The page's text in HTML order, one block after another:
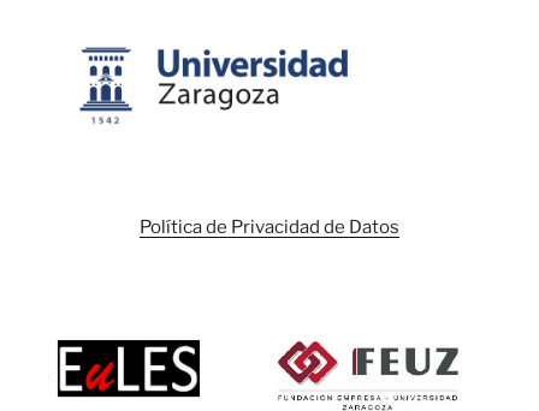
Política de Privacidad de Datos